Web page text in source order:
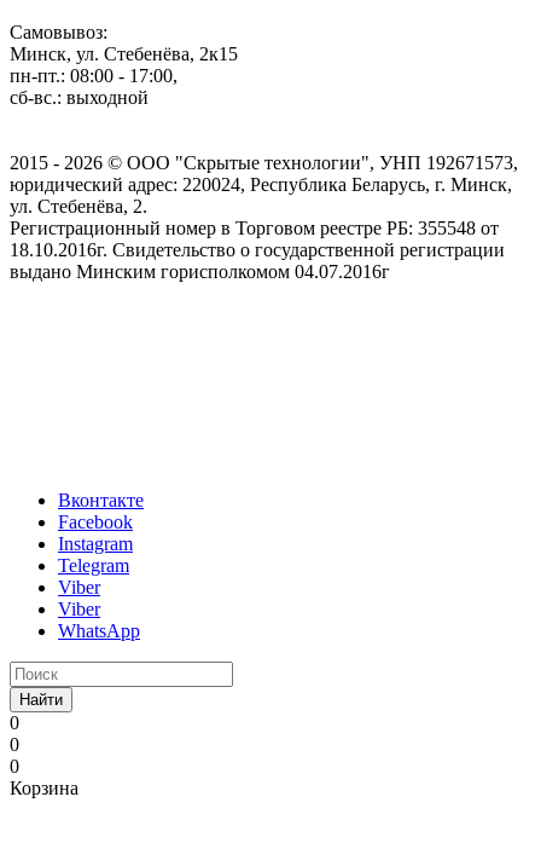
Самовывоз:
Минск, ул. Стебенёва, 2к15
пн-пт.: 08:00 - 17:00,
сб-вс.: выходной
2015 - 2026 © ООО "Скрытые технологии", УНП 192671573,
юридический адрес: 220024, Республика Беларусь, г. Минск,
ул. Стебенёва, 2.
Регистрационный номер в Торговом реестре РБ: 355548 от
18.10.2016г. Свидетельство о государственной регистрации
выдано Минским горисполкомом 04.07.2016г
Вконтакте
Facebook
Instagram
Telegram
Viber
Viber
WhatsApp
Найти
0
0
0
Корзина